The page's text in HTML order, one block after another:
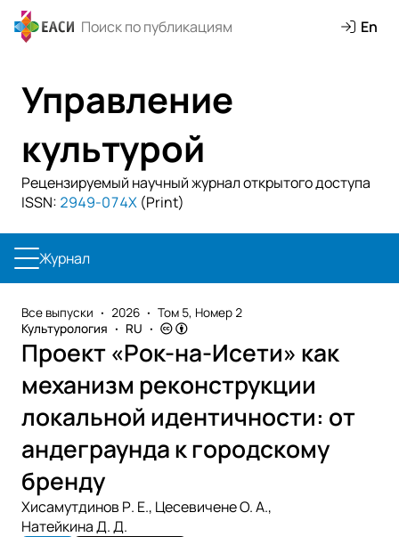
En
Управление
культурой
Рецензируемый научный журнал открытого доступа
ISSN: 2949-074X (Print)
Журнал
Все выпуски 2026
Том 5, Номер 2
Культурология
RU
Проект «Рок-на-Исети» как
механизм реконструкции
локальной идентичности: от
андеграунда к городскому
бренду
Хисамутдинов Р. Е., Цесевичене О. А.,
Натейкина Д. Д.